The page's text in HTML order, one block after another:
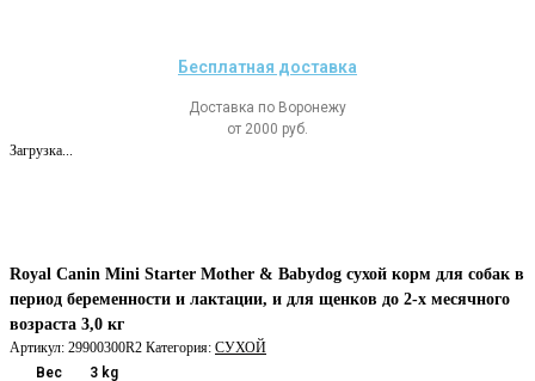
Бесплатная доставка
Доставка по Воронежу
от 2000 руб.
Загрузка...
Royal Canin Mini Starter Mother & Babydog сухой корм для собак в
период беременности и лактации, и для щенков до 2-х месячного
возраста 3,0 кг
Артикул: 29900300R2 Категория: СУХОЙ
Вес
3 kg